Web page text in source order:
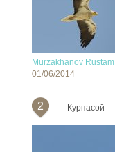
Murzakhanov Rustam
01/06/2014
2 Курпасой